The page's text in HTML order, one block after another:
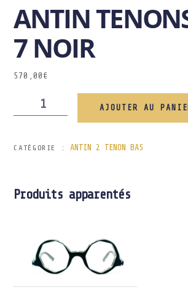
ANTIN
7 NOIR
570,00 €
AJOUTER AU
CATÉGORIE : ANTIN 2 TENON BAS
Produits apparentés